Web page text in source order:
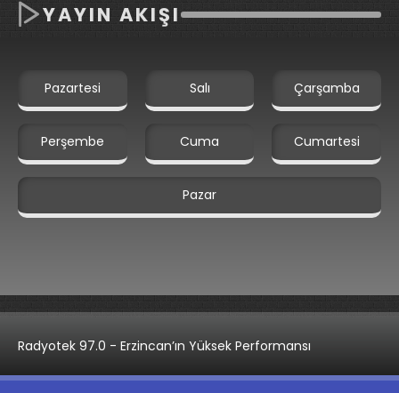
YAYIN AKIŞI
Pazartesi Salı Çarşamba
Perşembe Cuma Cumartesi
Pazar
Radyotek 97.0 - Erzincan’ın Yüksek Performansı